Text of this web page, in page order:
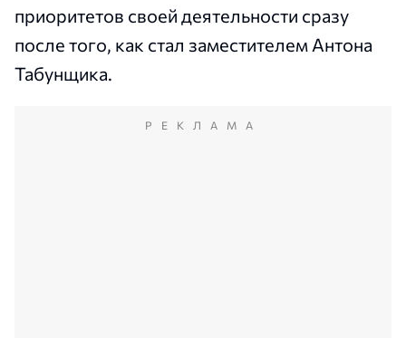
приоритетов своей деятельности сразу
после того, как стал заместителем Антона
Табунщика.
РЕКЛАМА